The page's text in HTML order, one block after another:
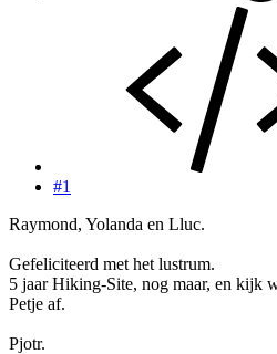
#1
Raymond, Yolanda en Lluc.
Gefeliciteerd met het lustrum.
5 jaar Hiking-Site, nog maar, en kijk
Petje af.
Pjotr.